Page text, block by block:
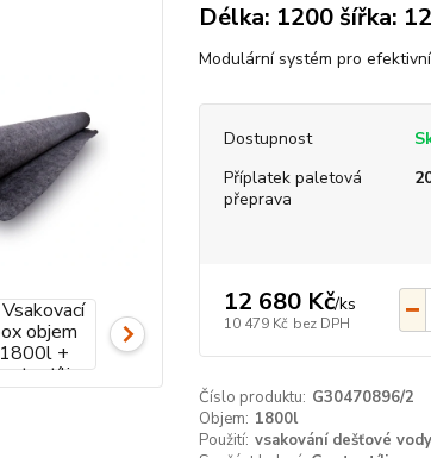
Délka: 1200 šířka:
Modulární systém pro
Dostupnost
Příplatek paletová
přeprava
12 680 Kč/ks
10 479 Kč bez DPH
Číslo produktu: G30470896/2
Objem: 1800l
Použití: vsakování dešťové vody